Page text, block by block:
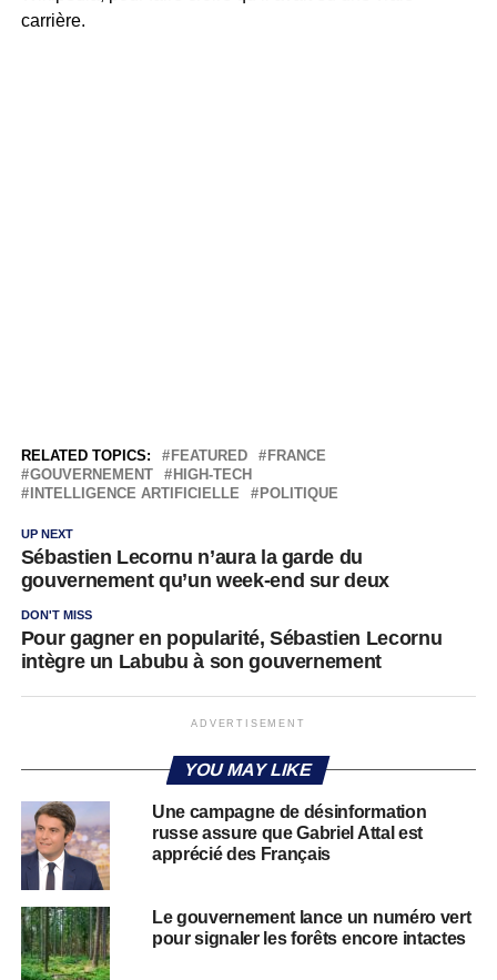
carrière.
RELATED TOPICS: FEATURED
FRANCE
GOUVERNEMENT
HIGH-TECH
INTELLIGENCE ARTIFICIELLE
POLITIQUE
UP NEXT
Sébastien Lecornu n’aura la garde du
gouvernement qu’un week-end sur deux
DON'T MISS
Pour gagner en popularité, Sébastien Lecornu
intègre un Labubu à son gouvernement
ADVERTISEMENT
YOU MAY LIKE
Une campagne de désinformation
russe assure que Gabriel Attal est
apprécié des Français
Le gouvernement lance un numéro vert
pour signaler les forêts encore intactes